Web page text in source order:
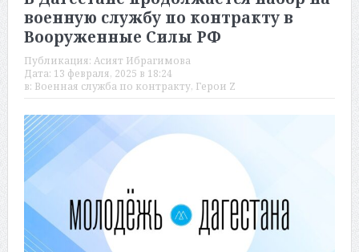
военную службу по контракту в
Вооруженные Силы РФ
Публикация: Асият Ибрагимова
Дата: 13 февраля, 2025 в 18:24
в: Военная служба по контракту, Герои Z